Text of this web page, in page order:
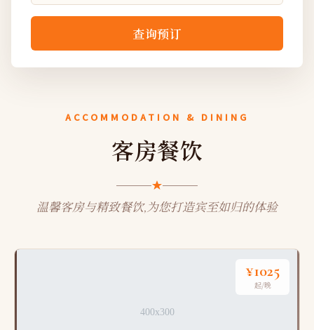
查询预订
ACCOMMODATION & DINING
客房餐饮
温馨客房与精致餐饮,为您打造宾至如归的体验
¥1025
起/晚